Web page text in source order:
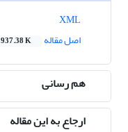
اصل مقاله
937.38 K
هم رسانی
ارجاع به این مقاله